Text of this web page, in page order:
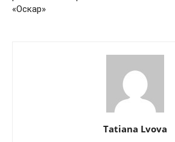
«Оскар»
Tatiana Lvova